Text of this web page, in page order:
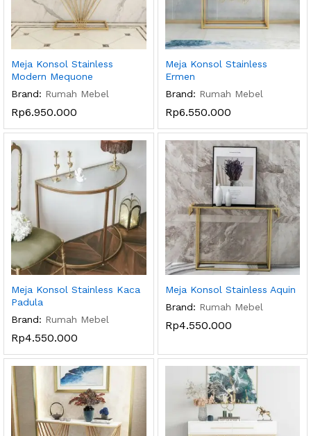
Meja Konsol Stainless
Modern Mequone
Brand: Rumah Mebel
Rp6.950.000
Meja Konsol Stainless
Ermen
Brand: Rumah Mebel
Rp6.550.000
Meja Konsol Stainless Kaca
Padula
Brand: Rumah Mebel
Rp4.550.000
Meja Konsol Stainless Aquin
Brand: Rumah Mebel
Rp4.550.000